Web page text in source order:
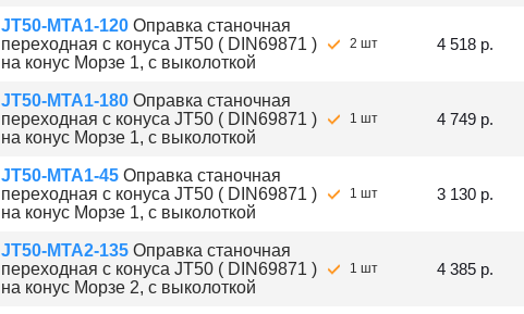
JT50-MTA1-120 Оправка станочная
переходная с конуса JT50 ( DIN69871 )
на конус Морзе 1, с выколоткой
2 шт 4 518 р.
JT50-MTA1-180 Оправка станочная
переходная с конуса JT50 ( DIN69871 )
на конус Морзе 1, с выколоткой
1 шт 4 749 р.
JT50-MTA1-45 Оправка станочная
переходная с конуса JT50 ( DIN69871 )
на конус Морзе 1, с выколоткой
1 шт 3 130 р.
JT50-MTA2-135 Оправка станочная
переходная с конуса JT50 ( DIN69871 )
на конус Морзе 2, с выколоткой
1 шт 4 385 р.